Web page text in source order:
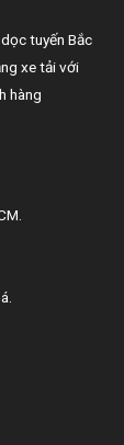
tuyến Bắc
xe tải với
hàng